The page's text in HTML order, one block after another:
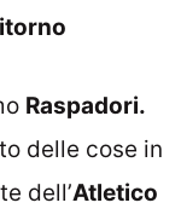
Raspadori.
delle cose in
dell’Atletico